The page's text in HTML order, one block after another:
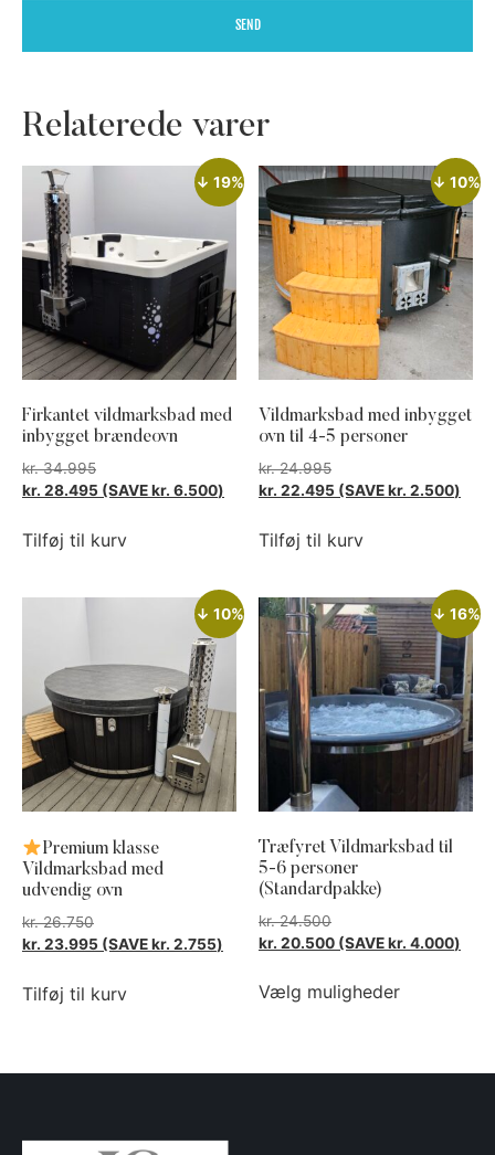
SEND
Relaterede varer
↓ 19%
Firkantet vildmarksbad med
inbygget brændeovn
kr.34.995
kr. 28.495 (SAVEkr. 6.500)
Tilføj til kurv
↓ 10%
Vildmarksbad med inbygget
ovn til 4-5 personer
kr.24.995
kr. 22.495 (SAVEkr. 2.500)
Tilføj til kurv
↓ 10%
Premium klasse
Vildmarksbad med
udvendig ovn
kr.26.750
kr. 23.995 (SAVEkr. 2.755)
Tilføj til kurv
↓ 16%
Træfyret Vildmarksbad til
5-6 personer
(Standardpakke)
kr.24.500
kr. 20.500 (SAVEkr. 4.000)
Vælg muligheder